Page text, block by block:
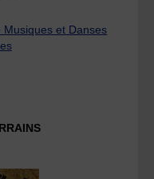
Musiques et Danses